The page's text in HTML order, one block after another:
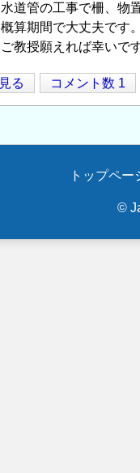
水道管の工事で柵、物
概算期間で大丈夫です。
ご教授願えれば幸いです
る コメント数 1
トップペー
©